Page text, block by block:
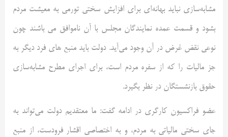
مشابه‌سازی نباید بهانه‌ای برای افزایش سختی تورمی به معیشت مردم
بشود و قسمت عمده نمایندگان مجلس با آن ناموافق می باشند چون
نوعی نقض غرض در آن وجود می‌آید. دولت باید منبع های فرد دیگر به
جز مالیات را که از سفره مردم است، برای اجرای مطرح مشابه‌سازی
حقوق بازنشستگان در نظر بگیرد.
عضو فراکسیون کارگری در ادامه گفت: ما معتقدیم دولت می‌تواند به
جای سختی مالیاتی به مردم، و به اختصاصی اقشار فرودست، از منبع